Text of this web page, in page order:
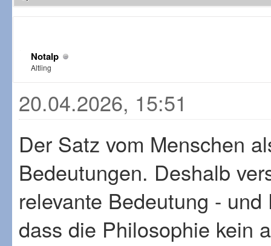
Notalp
Altling
20.04.2026, 15:51
Der Satz vom Menschen
Bedeutungen. Deshalb
relevante Bedeutung -
dass die Philosophie kein